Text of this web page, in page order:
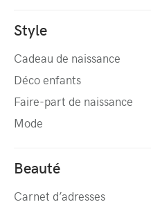
Style
Cadeau de naissance
Déco enfants
Faire-part de naissance
Mode
Beauté
Carnet d’adresses